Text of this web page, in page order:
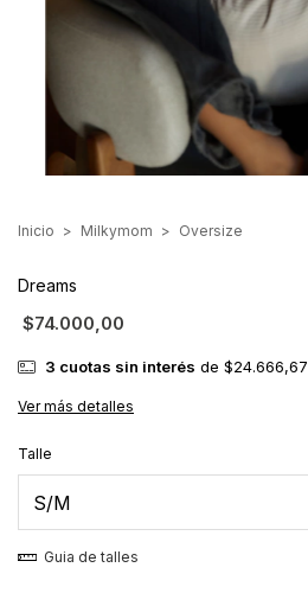
Inicio > Milkymom > Oversize
Dreams
$74.000,00
3 cuotas sin interés de $24.666,67
Ver más detalles
Talle
Guia de talles